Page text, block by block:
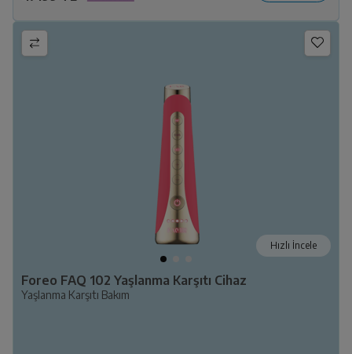
Hızlı İncele
Foreo FAQ 102 Yaşlanma Karşıtı Cihaz
Yaşlanma Karşıtı Bakım